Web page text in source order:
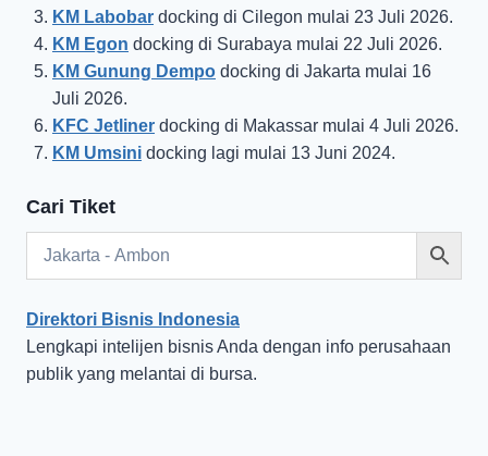
KM Labobar docking di Cilegon mulai 23 Juli 2026.
KM Egon docking di Surabaya mulai 22 Juli 2026.
KM Gunung Dempo docking di Jakarta mulai 16
Juli 2026.
KFC Jetliner docking di Makassar mulai 4 Juli 2026.
KM Umsini docking lagi mulai 13 Juni 2024.
Cari Tiket
Direktori Bisnis Indonesia
Lengkapi intelijen bisnis Anda dengan info perusahaan
publik yang melantai di bursa.